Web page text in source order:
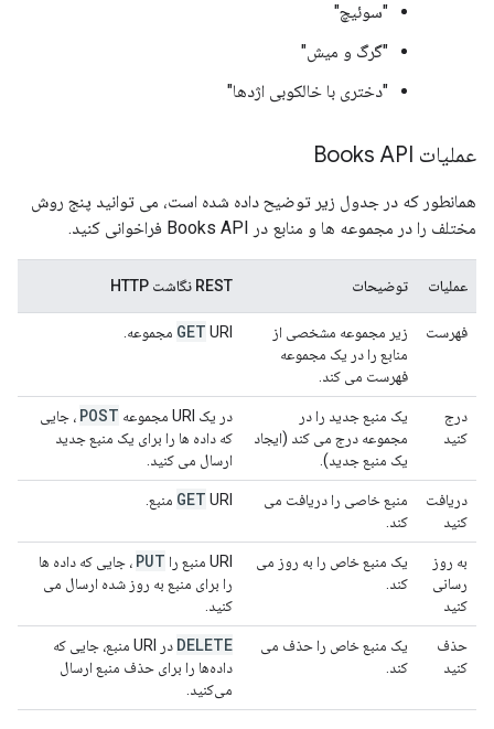
"سوئیچ"
"گرگ و میش"
"دختری با خالکوبی اژدها"
عملیات Books API
همانطور که در جدول زیر توضیح داده شده است، می توانید پنج روش
مختلف را در مجموعه ها و منابع در Books API فراخوانی کنید.
عملیات توضیحات REST نگاشت HTTP
فهرست
زیر مجموعه مشخصی از
منابع را در یک مجموعه
فهرست می کند.
GET URI مجموعه.
درج
کنید
یک منبع جدید را در
مجموعه درج می کند (ایجاد
یک منبع جدید).
در یک URI مجموعه POST ، جایی
که داده ها را برای یک منبع جدید
ارسال می کنید.
دریافت
کنید
منبع خاصی را دریافت می
کند.
GET URI منبع.
به روز
رسانی
کنید
یک منبع خاص را به روز می
کند.
URI منبع را PUT ، جایی که داده ها
را برای منبع به روز شده ارسال می
کنید.
حذف
کنید
یک منبع خاص را حذف می
کند.
DELETE
در URI منبع، جایی که
داده‌ها را برای حذف منبع ارسال
می‌کنید.